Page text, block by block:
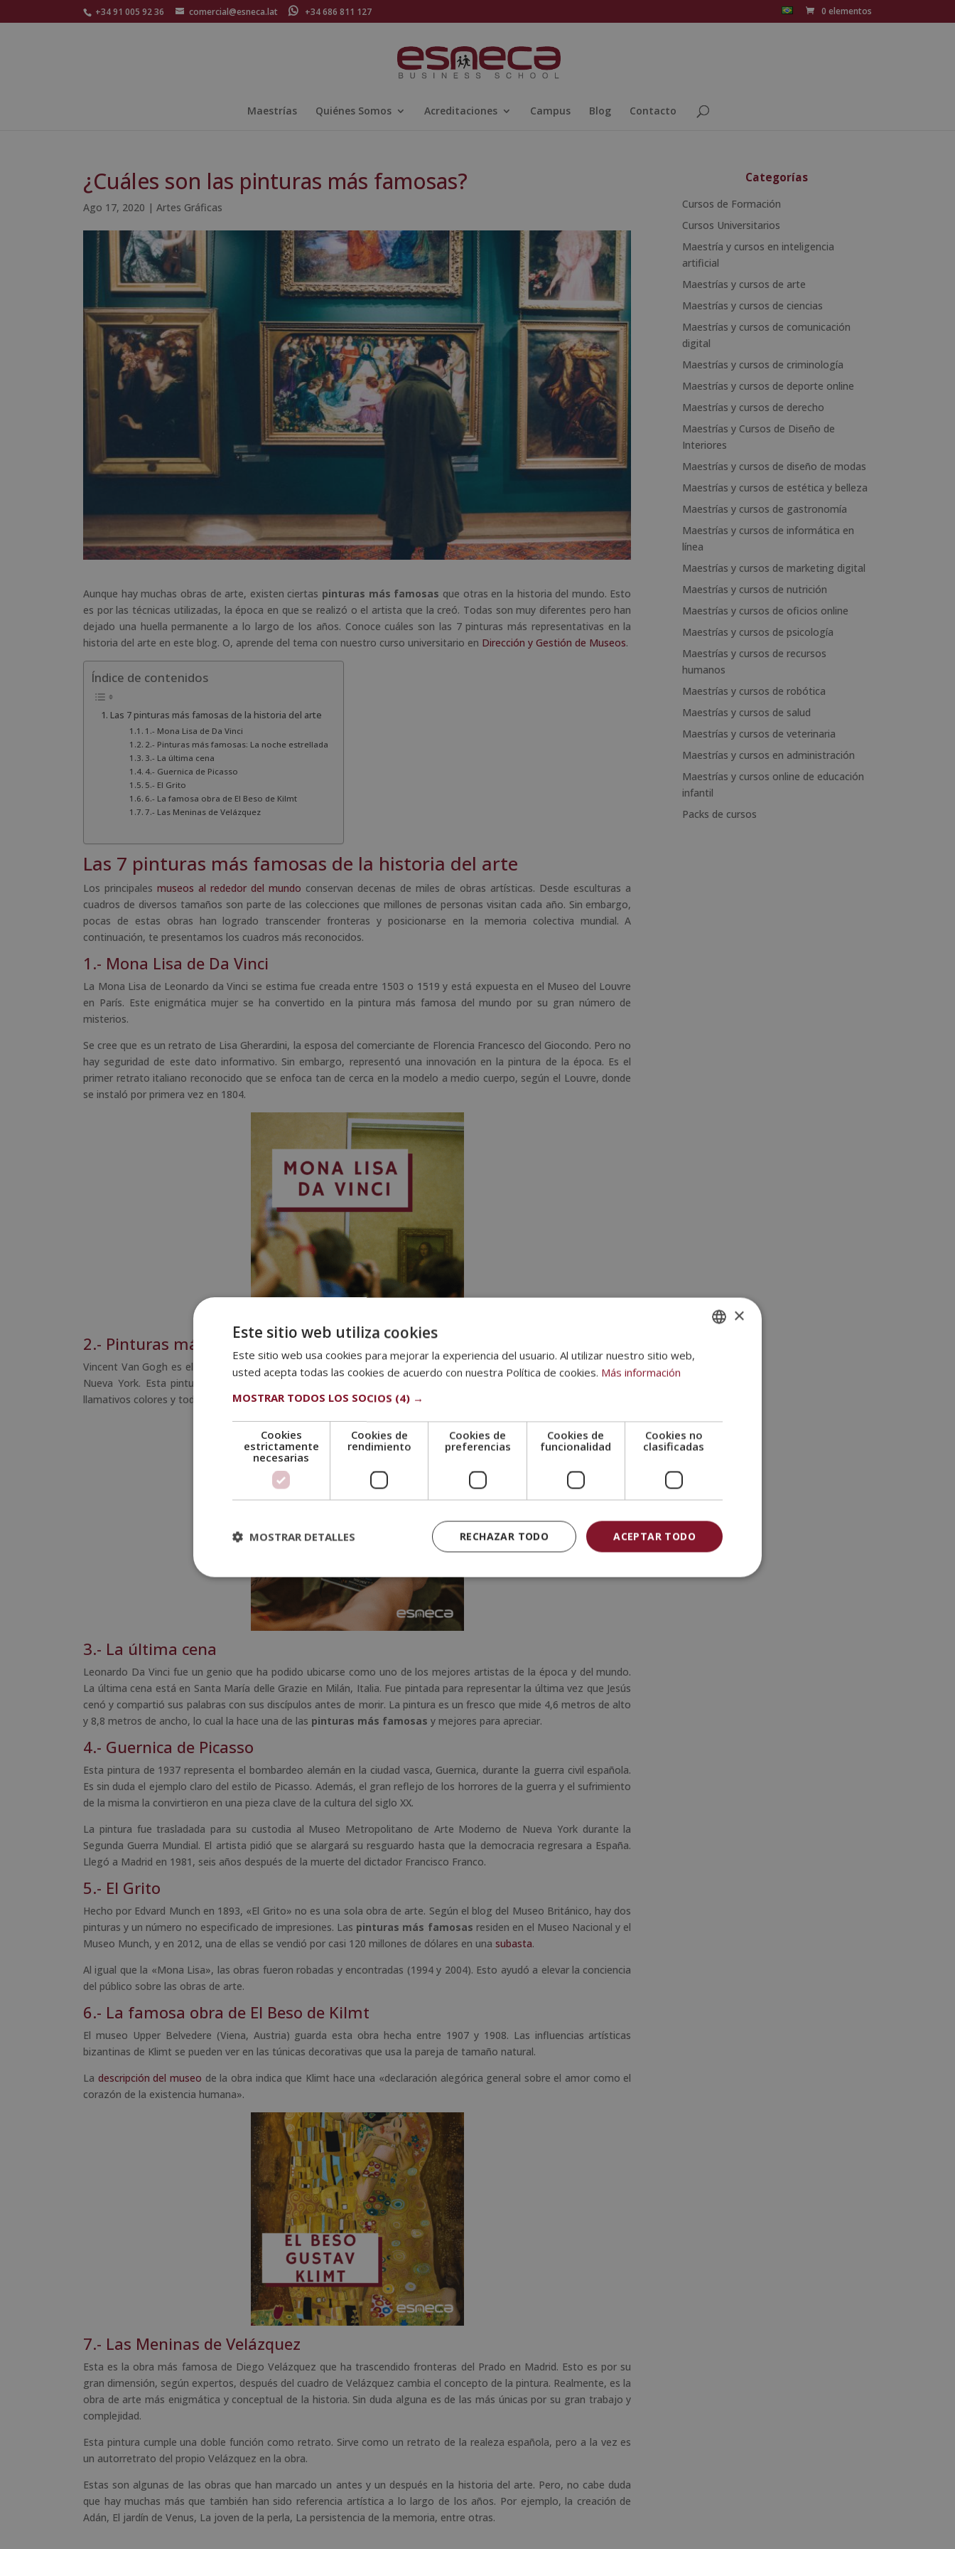
+34 91 005 92 36 comercial@esneca.lat +34 686 811 127 0 elementos
Maestrías Quiénes Somos Acreditaciones Campus Blog Contacto
¿Cuáles son las pinturas más famosas?
Ago 17, 2020 | Artes Gráficas
Aunque hay muchas obras de arte, existen ciertas pinturas más famosas que otras en la historia del mundo. Esto
es por las técnicas utilizadas, la época en que se realizó o el artista que la creó. Todas son muy diferentes pero han
dejado una huella permanente a lo largo de los años. Conoce cuáles son las 7 pinturas más representativas en la
historia del arte en este blog. O, aprende del tema con nuestro curso universitario en Dirección y Gestión de Museos.
Índice de contenidos
Las 7 pinturas más famosas de la historia del arte
1.- Mona Lisa de Da Vinci
2.- Pinturas más famosas: La noche estrellada
3.- La última cena
4.- Guernica de Picasso
5.- El Grito
6.- La famosa obra de El Beso de Kilmt
7.- Las Meninas de Velázquez
Las 7 pinturas más famosas de la historia del arte
Los principalesmuseos al rededor del mundo conservan decenas de miles de obras artísticas. Desde esculturas a
cuadros de diversos tamaños son parte de las colecciones que millones de personas visitan cada año. Sin embargo,
pocas de estas obras han logrado transcender fronteras y posicionarse en la memoria colectiva mundial. A
continuación, te presentamos los cuadros más reconocidos.
1.- Mona Lisa de Da Vinci
La Mona Lisa de Leonardo da Vinci se estima fue creada entre 1503 o 1519 y está expuesta en el Museo del Louvre
en París. Este enigmática mujer se ha convertido en la pintura más famosa del mundo por su gran número de
misterios.
Se cree que es un retrato de Lisa Gherardini, la esposa del comerciante de Florencia Francesco del Giocondo. Pero no
hay seguridad de este dato informativo. Sin embargo, representó una innovación en la pintura de la época. Es el
primer retrato italiano reconocido que se enfoca tan de cerca en la modelo a medio cuerpo, según el Louvre, donde
se instaló por primera vez en 1804.
2.- Pinturas más famosas: La noche estrellada
Vincent Van Gogh es el creador de La noche estrellada en 1889, la cual se alberga en el Museo de Arte Moderno de
Nueva York. Esta pintura abstracta fue de las piezas más transformadoras del arte. Las pinceladas gruesas, los
llamativos colores y toda la atmósfera del cuadro ha intrigado a expertos a lo largo de todos estos años.
3.- La última cena
Leonardo Da Vinci fue un genio que ha podido ubicarse como uno de los mejores artistas de la época y del mundo.
La última cena está en Santa María delle Grazie en Milán, Italia. Fue pintada para representar la última vez que Jesús
cenó y compartió sus palabras con sus discípulos antes de morir. La pintura es un fresco que mide 4,6 metros de alto
y 8,8 metros de ancho, lo cual la hace una de las pinturas más famosas y mejores para apreciar.
4.- Guernica de Picasso
Esta pintura de 1937 representa el bombardeo alemán en la ciudad vasca, Guernica, durante la guerra civil española.
Es sin duda el ejemplo claro del estilo de Picasso. Además, el gran reflejo de los horrores de la guerra y el sufrimiento
de la misma la convirtieron en una pieza clave de la cultura del siglo XX.
La pintura fue trasladada para su custodia al Museo Metropolitano de Arte Moderno de Nueva York durante la
Segunda Guerra Mundial. El artista pidió que se alargará su resguardo hasta que la democracia regresara a España.
Llegó a Madrid en 1981, seis años después de la muerte del dictador Francisco Franco.
5.- El Grito
Hecho por Edvard Munch en 1893, «El Grito» no es una sola obra de arte. Según el blog del Museo Británico, hay dos
pinturas y un número no especificado de impresiones. Las pinturas más famosas residen en el Museo Nacional y el
Museo Munch, y en 2012, una de ellas se vendió por casi 120 millones de dólares en una subasta.
Al igual que la «Mona Lisa», las obras fueron robadas y encontradas (1994 y 2004). Esto ayudó a elevar la conciencia
del público sobre las obras de arte.
6.- La famosa obra de El Beso de Kilmt
El museo Upper Belvedere (Viena, Austria) guarda esta obra hecha entre 1907 y 1908. Las influencias artísticas
bizantinas de Klimt se pueden ver en las túnicas decorativas que usa la pareja de tamaño natural.
La descripción del museo de la obra indica que Klimt hace una «declaración alegórica general sobre el amor como el
corazón de la existencia humana».
7.- Las Meninas de Velázquez
Esta es la obra más famosa de Diego Velázquez que ha trascendido fronteras del Prado en Madrid. Esto es por su
gran dimensión, según expertos, después del cuadro de Velázquez cambia el concepto de la pintura. Realmente, es la
obra de arte más enigmática y conceptual de la historia. Sin duda alguna es de las más únicas por su gran trabajo y
complejidad.
Esta pintura cumple una doble función como retrato. Sirve como un retrato de la realeza española, pero a la vez es
un autorretrato del propio Velázquez en la obra.
Estas son algunas de las obras que han marcado un antes y un después en la historia del arte. Pero, no cabe duda
que hay muchas más que también han sido referencia artística a lo largo de los años. Por ejemplo, la creación de
Adán, El jardín de Venus, La joven de la perla, La persistencia de la memoria, entre otras.
Categorías
Cursos de Formación
Cursos Universitarios
Maestría y cursos en inteligencia
artificial
Maestrías y cursos de arte
Maestrías y cursos de ciencias
Maestrías y cursos de comunicación
digital
Maestrías y cursos de criminología
Maestrías y cursos de deporte online
Maestrías y cursos de derecho
Maestrías y Cursos de Diseño de
Interiores
Maestrías y cursos de diseño de modas
Maestrías y cursos de estética y belleza
Maestrías y cursos de gastronomía
Maestrías y cursos de informática en
línea
Maestrías y cursos de marketing digital
Maestrías y cursos de nutrición
Maestrías y cursos de oficios online
Maestrías y cursos de psicología
Maestrías y cursos de recursos
humanos
Maestrías y cursos de robótica
Maestrías y cursos de salud
Maestrías y cursos de veterinaria
Maestrías y cursos en administración
Maestrías y cursos online de educación
infantil
Packs de cursos
SPANISH
×
Este sitio web utiliza cookies
Este sitio web usa cookies para mejorar la experiencia del usuario. Al utilizar nuestro sitio web,
usted acepta todas las cookies de acuerdo con nuestra Política de cookies. Más información
MOSTRAR TODOS LOS SOCIOS (4) →
Cookies
estrictamente
necesarias
Cookies de
rendimiento
Cookies de
preferencias
Cookies de
funcionalidad
Cookies no
clasificadas
ACEPTAR TODO
RECHAZAR TODO
MOSTRAR DETALLES